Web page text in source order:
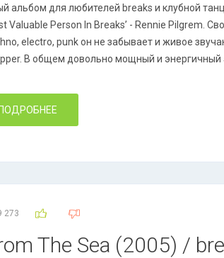
альбом для любителей breaks и клубной
Valuable Person In Breaks’ - Rennie Pilgrem.
electro, punk он не забывает и живое
В общем довольно мощный и энергичный
273
The Sea (2005) /